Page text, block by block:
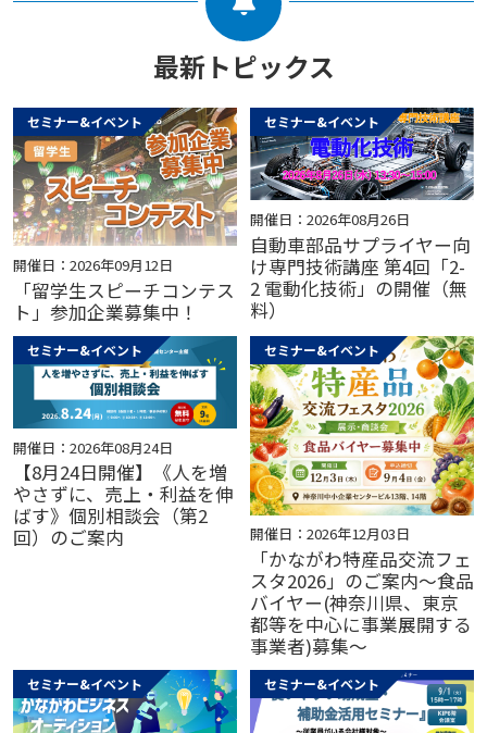
最新トピックス
セミナー&イベント
開催日：2026年09月12日
「留学生スピーチコンテス
ト」参加企業募集中！
セミナー&イベント
開催日：2026年08月26日
自動車部品サプライヤー向
け専門技術講座 第4回「2-
2 電動化技術」の開催（無
料）
セミナー&イベント
開催日：2026年08月24日
【8月24日開催】《人を増
やさずに、売上・利益を伸
ばす》個別相談会（第2
回）のご案内
セミナー&イベント
開催日：2026年12月03日
「かながわ特産品交流フェ
スタ2026」のご案内～食品
バイヤー(神奈川県、東京
都等を中心に事業展開する
事業者)募集～
セミナー&イベント セミナー&イベント